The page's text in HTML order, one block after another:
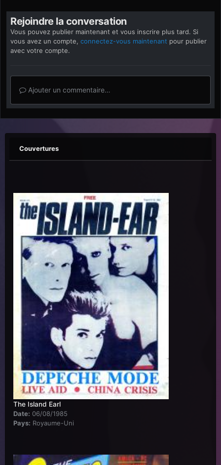
Rejoindre la conversation
Vous pouvez publier maintenant et vous inscrire plus tard. Si
vous avez un compte, connectez-vous maintenant pour publier
avec votre compte.
Ajouter un commentaire…
Couvertures
The Island Earl
Date: 06/08/1985
Pays: Royaume-Uni